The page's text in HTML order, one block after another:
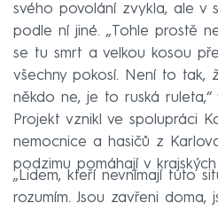
svého povolání zvykla, ale v
podle ní jiné. „Tohle prostě
se tu smrt a velkou kosou
všechny pokosí. Není to tak,
někdo ne, je to ruská ruleta,“
Projekt vznikl ve spolupráci
nemocnice a hasičů z
podzimu pomáhají v
„Lidem, kteří nevnímají tuto
rozumím. Jsou zavřeni doma,